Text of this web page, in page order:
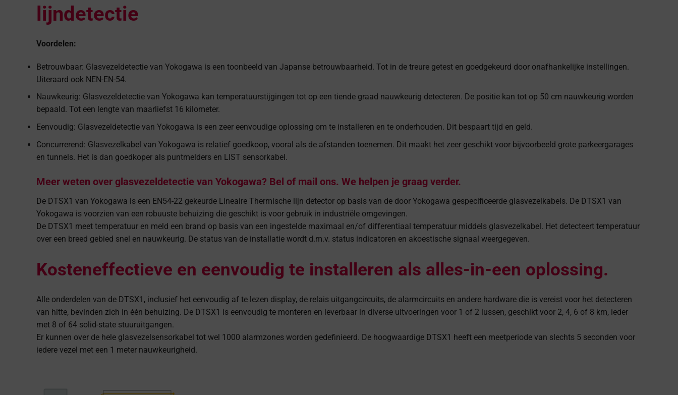
lijndetectie
Voordelen:
Betrouwbaar: Glasvezeldetectie van Yokogawa is een toonbeeld van Japanse betrouwbaarheid. Tot in de treure getest en goedgekeurd door onafhankelijke instellingen.
Uiteraard ook NEN-EN-54.
Nauwkeurig: Glasvezeldetectie van Yokogawa kan temperatuurstijgingen tot op een tiende graad nauwkeurig detecteren. De positie kan tot op 50 cm nauwkeurig worden
bepaald. Tot een lengte van maarliefst 16 kilometer.
Eenvoudig: Glasvezeldetectie van Yokogawa is een zeer eenvoudige oplossing om te installeren en te onderhouden. Dit bespaart tijd en geld.
Concurrerend: Glasvezelkabel van Yokogawa is relatief goedkoop, vooral als de afstanden toenemen. Dit maakt het zeer geschikt voor bijvoorbeeld grote parkeergarages
en tunnels. Het is dan goedkoper als puntmelders en LIST sensorkabel.
Meer weten over glasvezeldetectie van Yokogawa? Bel of mail ons. We helpen je graag verder.
De DTSX1 van Yokogawa is een EN54-22 gekeurde Lineaire Thermische lijn detector op basis van de door Yokogawa gespecificeerde glasvezelkabels. De DTSX1 van
Yokogawa is voorzien van een robuuste behuizing die geschikt is voor gebruik in industriële omgevingen.
De DTSX1 meet temperatuur en meld een brand op basis van een ingestelde maximaal en/of differentiaal temperatuur middels glasvezelkabel. Het detecteert temperatuur
over een breed gebied snel en nauwkeurig. De status van de installatie wordt d.m.v. status indicatoren en akoestische signaal weergegeven.
Kosteneffectieve en eenvoudig te installeren als alles-in-een oplossing.
Alle onderdelen van de DTSX1, inclusief het eenvoudig af te lezen display, de relais uitgangcircuits, de alarmcircuits en andere hardware die is vereist voor het detecteren
van hitte, bevinden zich in één behuizing. De DTSX1 is eenvoudig te monteren en leverbaar in diverse uitvoeringen voor 1 of 2 lussen, geschikt voor 2, 4, 6 of 8 km, ieder
met 8 of 64 solid-state stuuruitgangen.
Er kunnen over de hele glasvezelsensorkabel tot wel 1000 alarmzones worden gedefinieerd. De hoogwaardige DTSX1 heeft een meetperiode van slechts 5 seconden voor
iedere vezel met een 1 meter nauwkeurigheid.